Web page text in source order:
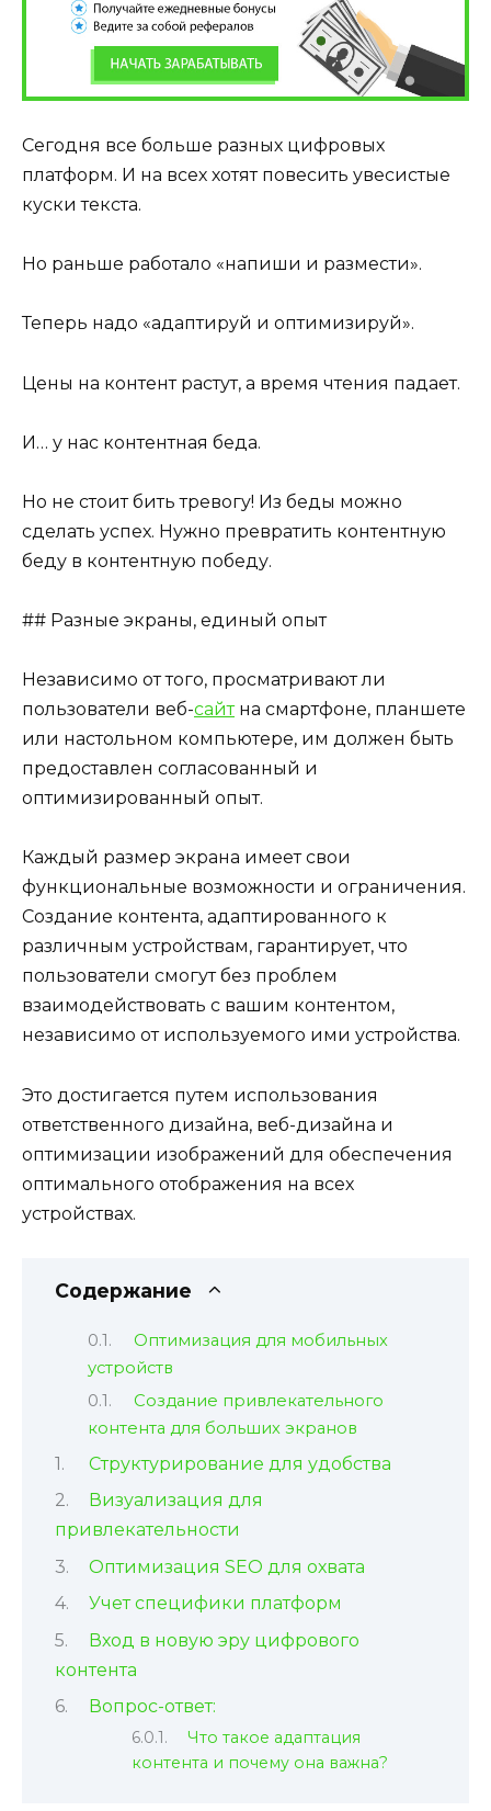
Сегодня все больше разных цифровых
платформ. И на всех хотят повесить увесистые
куски текста.
Но раньше работало «напиши и размести».
Теперь надо «адаптируй и оптимизируй».
Цены на контент растут, а время чтения падает.
И… у нас контентная беда.
Но не стоит бить тревогу! Из беды можно
сделать успех. Нужно превратить контентную
беду в контентную победу.
## Разные экраны, единый опыт
Независимо от того, просматривают ли
пользователи веб-сайтна смартфоне, планшете
или настольном компьютере, им должен быть
предоставлен согласованный и
оптимизированный опыт.
Каждый размер экрана имеет свои
функциональные возможности и ограничения.
Создание контента, адаптированного к
различным устройствам, гарантирует, что
пользователи смогут без проблем
взаимодействовать с вашим контентом,
независимо от используемого ими устройства.
Это достигается путем использования
ответственного дизайна, веб-дизайна и
оптимизации изображений для обеспечения
оптимального отображения на всех
устройствах.
Содержание
Оптимизация для мобильных
устройств
Создание привлекательного
контента для больших экранов
Структурирование для удобства
Визуализация для
привлекательности
Оптимизация SEO для охвата
Учет специфики платформ
Вход в новую эру цифрового
контента
Вопрос-ответ:
Что такое адаптация
контента и почему она важна?